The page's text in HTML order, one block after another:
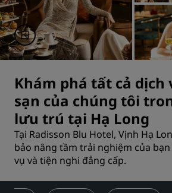
Khám phá tất cả dịch
sạn của chúng tôi
lưu trú tại Hạ Long
Tại Radisson Blu Hotel, Vịnh Hạ
bảo nâng tầm trải nghiệm của
vụ và tiện nghi đẳng cấp.